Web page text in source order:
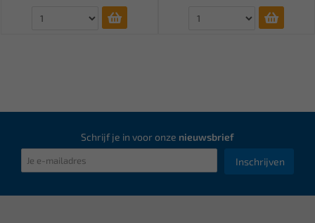
Schrijf je in voor onze nieuwsbrief
Inschrijven